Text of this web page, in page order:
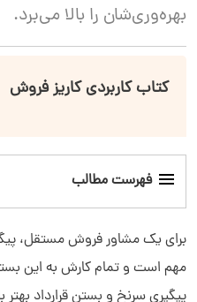
بهره‌وری‌شان را بالا می‌برد.
کتاب کاربردی کاریز فروش
فهرست مطالب
مراحل کاریز فروش برای مشاوران
برای یک مشاور فروش مستقل،
مهم است و تمام کارش به این
پیگیری سرنخ و بستن قرارداد